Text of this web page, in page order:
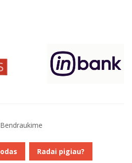
Bendraukime
Radai pigiau?